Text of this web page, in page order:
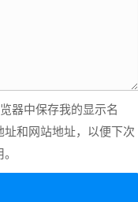
器中保存我的显示名
址和网站地址，以便下次